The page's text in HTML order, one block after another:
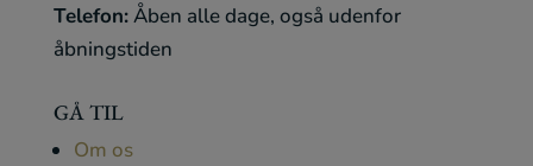
Telefon:Åben alle dage, også udenfor
åbningstiden
GÅ TIL
Om os